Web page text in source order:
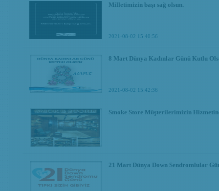
Milletimizin başı sağ olsun.
2021-08-02 15:40:56
8 Mart Dünya Kadınlar Günü Kutlu
2021-08-02 15:42:36
Smoke Store Müşterilerimizin
21 Mart Dünya Down Sendromlular